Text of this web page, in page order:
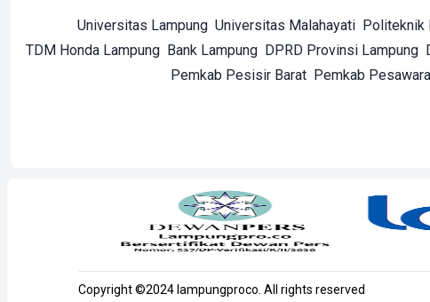
Universitas Lampung Universitas Malahayati Politeknik
TDM Honda Lampung Bank Lampung DPRD Provinsi Lampung
Pemkab Pesisir Barat Pemkab
Copyright ©2024 lampungproco. All rights reserved